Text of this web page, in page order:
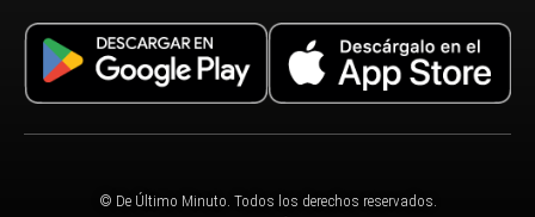
© De Último Minuto. Todos los derechos reservados.